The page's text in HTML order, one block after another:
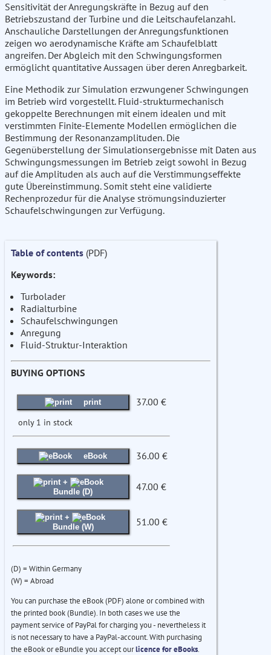
Sensitivität der Anregungskräfte in Bezug auf den
Betriebszustand der Turbine und die Leitschaufelanzahl.
Anschauliche Darstellungen der Anregungsfunktionen
zeigen wo aerodynamische Kräfte am Schaufelblatt
angreifen. Der Abgleich mit den Schwingungsformen
ermöglicht quantitative Aussagen über deren Anregbarkeit.
Eine Methodik zur Simulation erzwungener Schwingungen
im Betrieb wird vorgestellt. Fluid-strukturmechanisch
gekoppelte Berechnungen mit einem idealen und mit
verstimmten Finite-Elemente Modellen ermöglichen die
Bestimmung der Resonanzamplituden. Die
Gegenüberstellung der Simulationsergebnisse mit Daten aus
Schwingungsmessungen im Betrieb zeigt sowohl in Bezug
auf die Amplituden als auch auf die Verstimmungseffekte
gute Übereinstimmung. Somit steht eine validierte
Rechenprozedur für die Analyse strömungsinduzierter
Schaufelschwingungen zur Verfügung.
Table of contents (PDF)
Keywords:
Turbolader
Radialturbine
Schaufelschwingungen
Anregung
Fluid-Struktur-Interaktion
BUYING OPTIONS
print 37.00 €
only 1 in stock
eBook 36.00 €
+
Bundle (D)
47.00 €
+
Bundle (W)
51.00 €
(D) = Within Germany
(W) = Abroad
You can purchase the eBook (PDF) alone or combined with
the printed book (Bundle). In both cases we use the
payment service of PayPal for charging you - nevertheless it
is not necessary to have a PayPal-account. With purchasing
the eBook or eBundle you accept ourlicence for eBooks.